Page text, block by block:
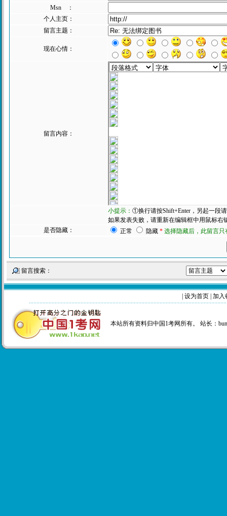
Msn ：
个人主页：
留言主题：
现在心情：
留言内容：
小提示： ①换行请按Shift+Enter，另起一段
如果发表失败，请重新在编辑框中用鼠标
是否隐藏：
正常 隐藏 * 选择隐藏后，此留言
留言搜索：
设为首页 加入
本站所有资料归中国1考网所有。 站长：